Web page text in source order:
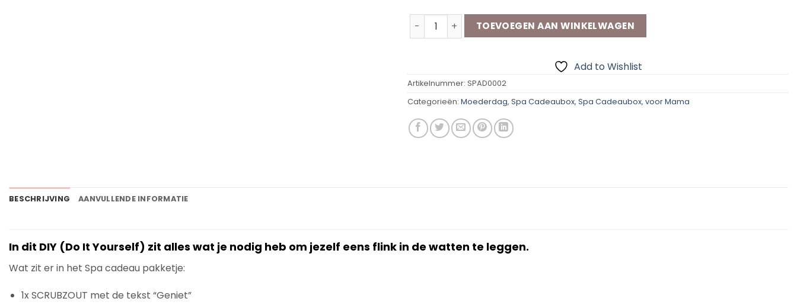
Spa Cadeaubox | Moeder aantal
TOEVOEGEN AAN WINKELWAGEN
Add to Wishlist
Artikelnummer: SPAD0002
Categorieën: Moederdag, Spa Cadeaubox, Spa Cadeaubox, voor Mama
BESCHRIJVING AANVULLENDE INFORMATIE
In dit DIY (Do It Yourself) zit alles wat je nodig heb om jezelf eens flink in de watten te leggen.
Wat zit er in het Spa cadeau pakketje:
1x SCRUBZOUT met de tekst “Geniet”